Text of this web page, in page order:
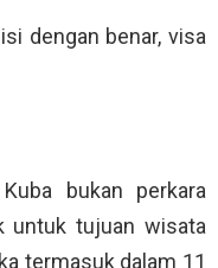
dengan benar, visa
bukan perkara
untuk tujuan wisata
termasuk dalam 11